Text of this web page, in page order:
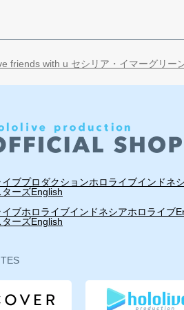
friends with u セシリア・イマーグリー
イブプロダクションホロライブインドネ
ターズEnglish
イブホロライブインドネシアホロライブ
ターズEnglish